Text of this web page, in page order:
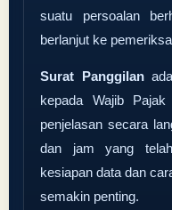
suatu persoalan
berlanjut ke
Surat Panggilan
kepada Wajib
penjelasan secara
dan jam yang
kesiapan data dan
semakin penting.